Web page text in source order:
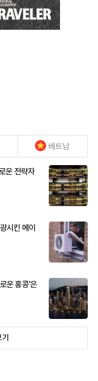
베트남
운 전략자
시킨 메이
운 홍콩'은